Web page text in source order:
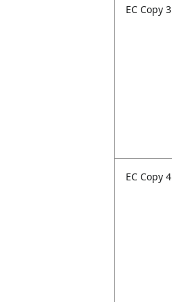
EC Copy 3
EC Copy 4